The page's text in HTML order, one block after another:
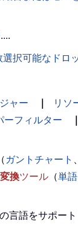
....
選択可能なドロ
ャー ｜ リソ
ーフィルター ｜
ガントチャート
変換ツール （単
語をサポート